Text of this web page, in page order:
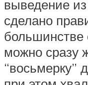
выведение
сделано
большинстве
можно сразу
“восьмерку”